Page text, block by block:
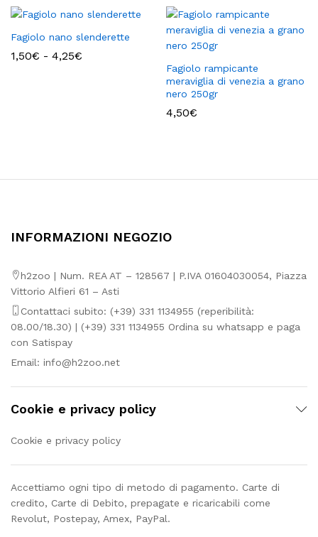
Fagiolo nano slenderette
1,50€ - 4,25€
Fagiolo rampicante
meraviglia di venezia a grano
nero 250gr
4,50€
INFORMAZIONI NEGOZIO
h2zoo | Num. REA AT – 128567 | P.IVA 01604030054, Piazza
Vittorio Alfieri 61 – Asti
Contattaci subito: (+39) 331 1134955 (reperibilità:
08.00/18.30) | (+39) 331 1134955 Ordina su whatsapp e paga
con Satispay
Email: info@h2zoo.net
Cookie e privacy policy
Cookie e privacy policy
Accettiamo ogni tipo di metodo di pagamento. Carte di
credito, Carte di Debito, prepagate e ricaricabili come
Revolut, Postepay, Amex, PayPal.